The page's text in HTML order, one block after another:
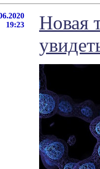
19:23
Новая